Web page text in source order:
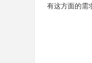
有这方面的需